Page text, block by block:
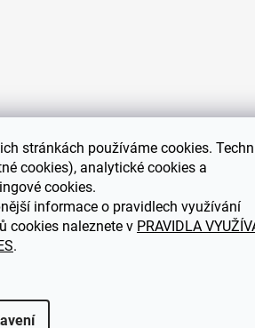
stránkách používáme cookies.
cookies), analytické cookies a
cookies.
informace o pravidlech využívání
cookies naleznete v PRAVIDLA
.
po ČR zdarma pro
nad 2500 Kč